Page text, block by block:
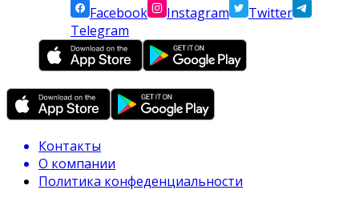
Facebook
Instagram
Twitter
Telegram
Контакты
О компании
Политика конфеденциальности